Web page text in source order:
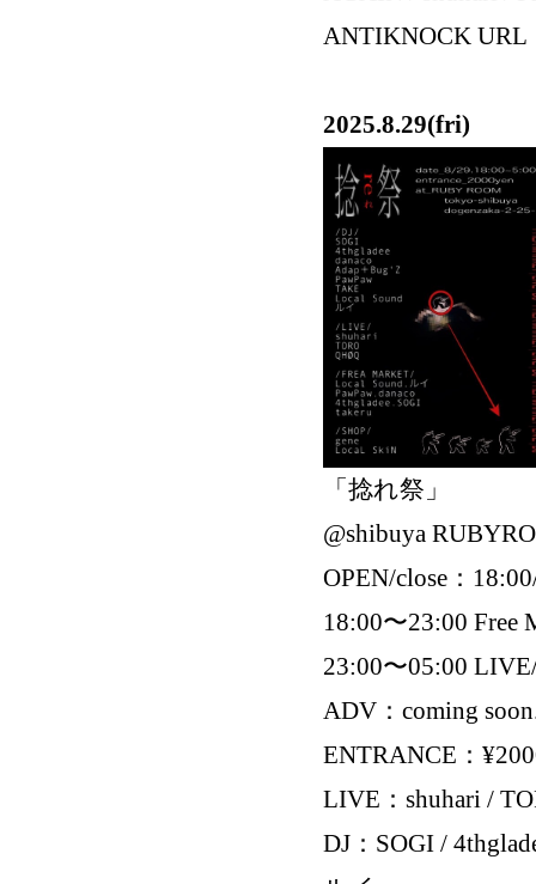
ANTIKNOCK
2025.8.29(fri)
「捻れ祭」
@shibuya
OPEN/close：
18:00〜23:00 Free
23:00〜05:00
ADV：coming
ENTRANCE：
LIVE：shuhari /
DJ：SOGI /